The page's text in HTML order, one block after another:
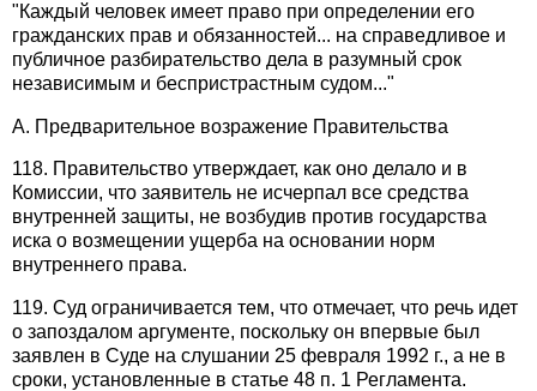
"Каждый человек имеет право при определении его
гражданских прав и обязанностей... на справедливое и
публичное разбирательство дела в разумный срок
независимым и беспристрастным судом..."
А. Предварительное возражение Правительства
118. Правительство утверждает, как оно делало и в
Комиссии, что заявитель не исчерпал все средства
внутренней защиты, не возбудив против государства
иска о возмещении ущерба на основании норм
внутреннего права.
119. Суд ограничивается тем, что отмечает, что речь идет
о запоздалом аргументе, поскольку он впервые был
заявлен в Суде на слушании 25 февраля 1992 г., а не в
сроки, установленные в статье 48 п. 1 Регламента.